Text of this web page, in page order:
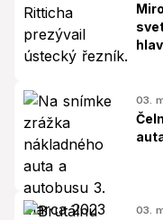
03.
03.